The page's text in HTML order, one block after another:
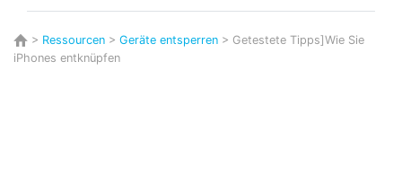
> Ressourcen > Geräte entsperren > Getestete Tipps]Wie Sie
iPhones entknüpfen